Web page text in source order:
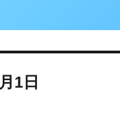
1日